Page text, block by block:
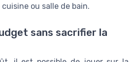
ou salle de bain.
sans sacrifier la